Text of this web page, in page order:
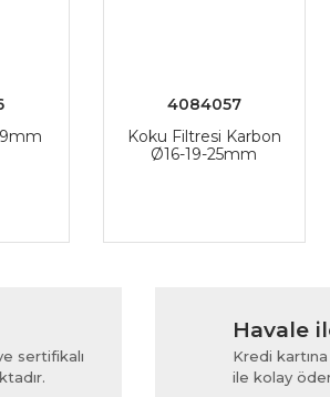
4084057
Koku Filtresi Karbon
Ø16-19-25mm
sertifikalı
Havale
Kredi
ile kolay